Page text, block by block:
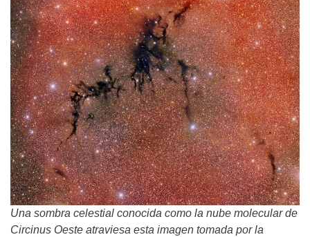
Una sombra celestial conocida como la nube molecular de
Circinus Oeste atraviesa esta imagen tomada por la